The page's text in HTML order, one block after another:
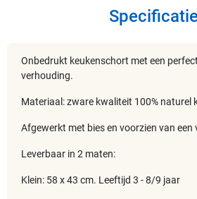
Onbedrukt keukenschort met een
verhouding.
Materiaal: zware kwaliteit 100% naturel
Afgewerkt met bies en voorzien van een
Leverbaar in 2 maten:
Klein: 58 x 43 cm. Leeftijd 3 - 8/9 jaar